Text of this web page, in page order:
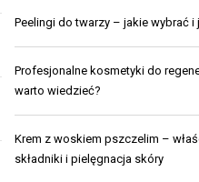
Peelingi do twarzy – jakie wybrać
Profesjonalne kosmetyki do
warto wiedzieć?
Krem z woskiem pszczelim –
składniki i pielęgnacja skóry